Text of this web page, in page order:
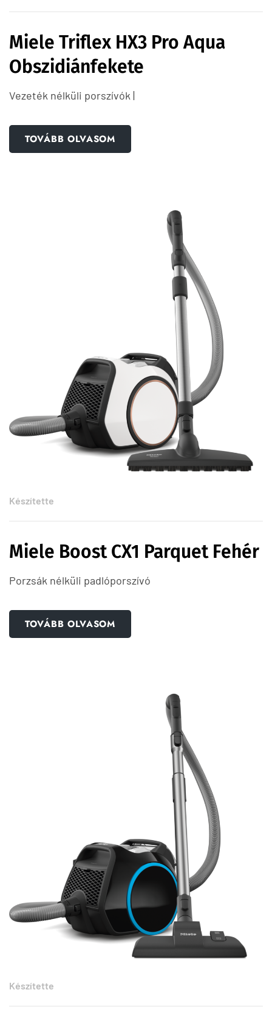
Miele Triflex HX3 Pro Aqua
Obszidiánfekete
Vezeték nélküli porszívók |
TOVÁBB OLVASOM
Készítette
Miele Boost CX1 Parquet Fehér
Porzsák nélküli padlóporszívó
TOVÁBB OLVASOM
Készítette